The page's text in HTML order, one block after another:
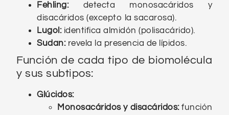
Fehling:detecta monosacáridos y
disacáridos (excepto la sacarosa).
Lugol:identifica almidón (polisacárido).
Sudan:revela la presencia de lípidos.
Función de cada tipo de biomolécula
y sus subtipos:
Glúcidos:
Monosacáridos y disacáridos:función